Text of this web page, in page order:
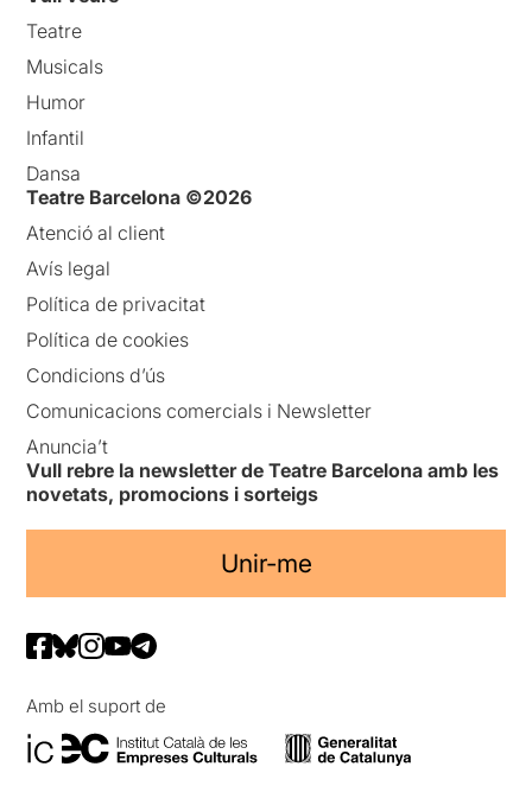
Teatre
Musicals
Humor
Infantil
Dansa
Teatre Barcelona ©2026
Atenció al client
Avís legal
Política de privacitat
Política de cookies
Condicions d’ús
Comunicacions comercials i Newsletter
Anuncia’t
Vull rebre la newsletter de Teatre Barcelona amb les
novetats, promocions i sorteigs
Unir-me
Amb el suport de